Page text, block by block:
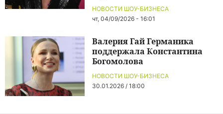
НОВОСТИ ШОУ-БИЗНЕСА
чт, 04/09/2026 - 16:01
НОВОСТИ ШОУ-БИЗНЕСА
30.01.2026 / 18:00
Валерия Гай Германика
поддержала Константина
Богомолова